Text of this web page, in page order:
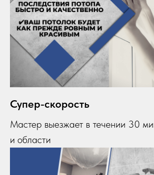
Супер-скорость
Мастер выезжает в течении 30
и области